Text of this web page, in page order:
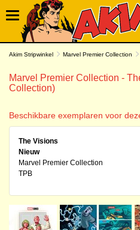
Akim Stripwinkel Marvel Premier Collection
Marvel Premier Collection -
Collection)
Beschikbare exemplaren voor
The Visions
Nieuw
Marvel Premier Collection
TPB